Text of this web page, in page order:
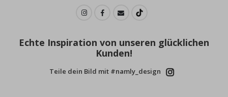
Echte Inspiration von unseren glücklichen
Kunden!
Teile dein Bild mit #namly_design